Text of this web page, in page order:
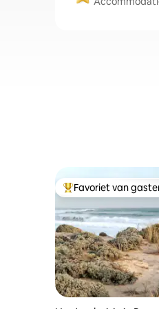
Topfavoriet van
Favoriet van